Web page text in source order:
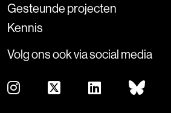
Gesteunde projecten
Kennis
Volg ons ook via social media